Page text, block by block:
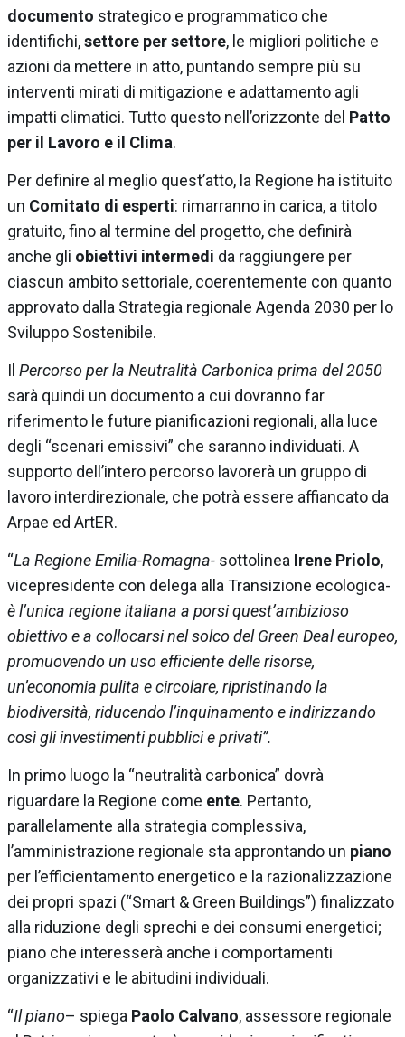
documento strategico e programmatico che
identifichi,settore per settore, le migliori politiche e
azioni da mettere in atto, puntando sempre più su
interventi mirati di mitigazione e adattamento agli
impatti climatici. Tutto questo nell’orizzonte del Patto
per il Lavoro e il Clima.
Per definire al meglio quest’atto, la Regione ha istituito
un Comitato di esperti: rimarranno in carica, a titolo
gratuito, fino al termine del progetto, che definirà
anche gli obiettivi intermedi da raggiungere per
ciascun ambito settoriale, coerentemente con quanto
approvato dalla Strategia regionale Agenda 2030 per lo
Sviluppo Sostenibile.
Il Percorso per la Neutralità Carbonica prima del 2050
sarà quindi un documento a cui dovranno far
riferimento le future pianificazioni regionali, alla luce
degli “scenari emissivi” che saranno individuati. A
supporto dell’intero percorso lavorerà un gruppo di
lavoro interdirezionale, che potrà essere affiancato da
Arpae ed ArtER.
“La Regione Emilia-Romagna- sottolinea Irene Priolo,
vicepresidente con delega alla Transizione ecologica-
è l’unica regione italiana a porsi quest’ambizioso
obiettivo e a collocarsi nel solco del Green Deal europeo,
promuovendo un uso efficiente delle risorse,
un’economia pulita e circolare, ripristinando la
biodiversità, riducendo l’inquinamento e indirizzando
così gli investimenti pubblici e privati”.
In primo luogo la “neutralità carbonica” dovrà
riguardare la Regione come ente. Pertanto,
parallelamente alla strategia complessiva,
l’amministrazione regionale sta approntando un piano
per l’efficientamento energetico e la razionalizzazione
dei propri spazi (“Smart & Green Buildings”) finalizzato
alla riduzione degli sprechi e dei consumi energetici;
piano che interesserà anche i comportamenti
organizzativi e le abitudini individuali.
“Il piano– spiega Paolo Calvano, assessore regionale